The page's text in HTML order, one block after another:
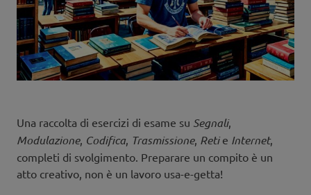
Una raccolta di esercizi di esame su Segnali,
Modulazione, Codifica Trasmissione, Retie Internet,
completi di svolgimento. Preparare un compito è un
atto creativo, non è un lavoro usa-e-getta!